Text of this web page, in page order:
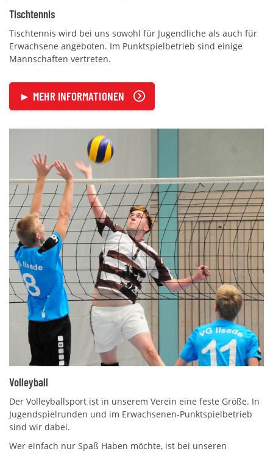
Tischtennis
Tischtennis wird bei uns sowohl für Jugendliche als auch für
Erwachsene angeboten. Im Punktspielbetrieb sind einige
Mannschaften vertreten.
► MEHR INFORMATIONEN
Volleyball
Der Volleyballsport ist in unserem Verein eine feste Größe. In
Jugendspielrunden und im Erwachsenen-Punktspielbetrieb
sind wir dabei.
Wer einfach nur Spaß Haben möchte, ist bei unseren